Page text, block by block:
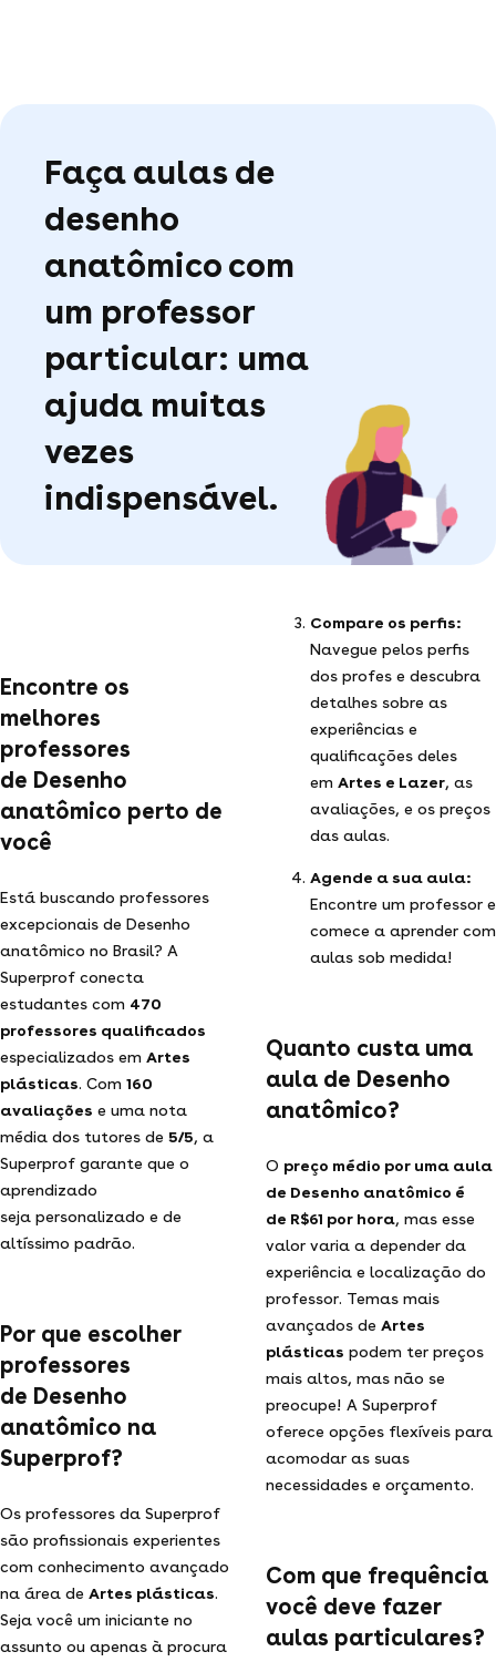
Faça aulas de
desenho
anatômico com
um professor
particular: uma
ajuda muitas
vezes
indispensável.
Encontre os
melhores
professores
de Desenho
anatômico perto de
você
Está buscando professores
excepcionais de Desenho
anatômico no Brasil? A
Superprof conecta
estudantes com 470
professores qualificados
especializados em Artes
plásticas. Com 160
avaliações e uma nota
média dos tutores de 5/5, a
Superprof garante que o
aprendizado
seja personalizado e de
altíssimo padrão.
Por que escolher
professores
de Desenho
anatômico na
Superprof?
Os professores da Superprof
são profissionais experientes
com conhecimento avançado
na área de Artes plásticas.
Seja você um iniciante no
assunto ou apenas à procura
Compare os perfis:
Navegue pelos perfis
dos profes e descubra
detalhes sobre as
experiências e
qualificações deles
em Artes e Lazer, as
avaliações, e os preços
das aulas.
Agende a sua aula:
Encontre um professor e
comece a aprender com
aulas sob medida!
Quanto custa uma
aula de Desenho
anatômico?
O preço médio por uma aula
de Desenho anatômico é
de R$61 por hora, mas esse
valor varia a depender da
experiência e localização do
professor. Temas mais
avançados de Artes
plásticas podem ter preços
mais altos, mas não se
preocupe! A Superprof
oferece opções flexíveis para
acomodar as suas
necessidades e orçamento.
Com que frequência
você deve fazer
aulas particulares?